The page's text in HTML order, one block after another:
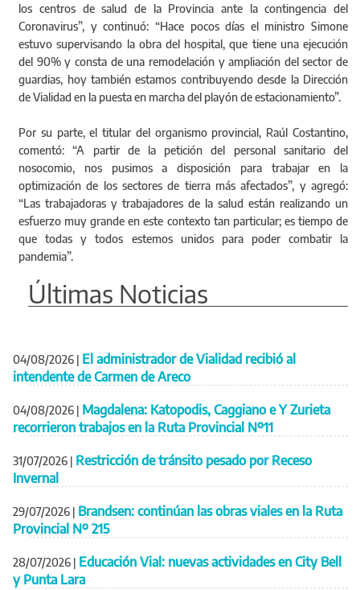
los centros de salud de la Provincia ante la contingencia del
Coronavirus”, y continuó: “Hace pocos días el ministro Simone
estuvo supervisando la obra del hospital, que tiene una ejecución
del 90% y consta de una remodelación y ampliación del sector de
guardias, hoy también estamos contribuyendo desde la Dirección
de Vialidad en la puesta en marcha del playón de estacionamiento”.
Por su parte, el titular del organismo provincial, Raúl Costantino,
comentó: “A partir de la petición del personal sanitario del
nosocomio, nos pusimos a disposición para trabajar en la
optimización de los sectores de tierra más afectados”, y agregó:
“Las trabajadoras y trabajadores de la salud están realizando un
esfuerzo muy grande en este contexto tan particular; es tiempo de
que todas y todos estemos unidos para poder combatir la
pandemia”.
Últimas Noticias
04/08/2026 | El administrador de Vialidad recibió al
intendente de Carmen de Areco
04/08/2026 | Magdalena: Katopodis, Caggiano e Y Zurieta
recorrieron trabajos en la Ruta Provincial Nº11
31/07/2026 | Restricción de tránsito pesado por Receso
Invernal
29/07/2026 | Brandsen: continúan las obras viales en la Ruta
Provincial Nº 215
28/07/2026 | Educación Vial: nuevas actividades en City Bell
y Punta Lara